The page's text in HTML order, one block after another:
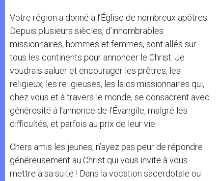
Votre région a donné à l’Église de nombreux apôtres.
Depuis plusieurs siècles, d’innombrables
missionnaires, hommes et femmes, sont allés sur
tous les continents pour annoncer le Christ. Je
voudrais saluer et encourager les prêtres, les
religieux, les religieuses, les laïcs missionnaires qui,
chez vous et à travers le monde, se consacrent avec
générosité à l’annonce de l’Évangile, malgré les
difficultés, et parfois au prix de leur vie.
Chers amis les jeunes, n’ayez pas peur de répondre
généreusement au Christ qui vous invite à vous
mettre à sa suite ! Dans la vocation sacerdotale ou